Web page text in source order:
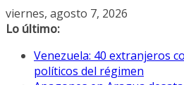
Saltar
al
viernes, agosto 7, 2026
Lo último:
Venezuela: 40 extranjeros
políticos del régimen